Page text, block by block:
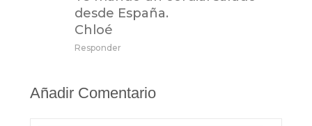
desde España.
Chloé
Responder
Añadir Comentario